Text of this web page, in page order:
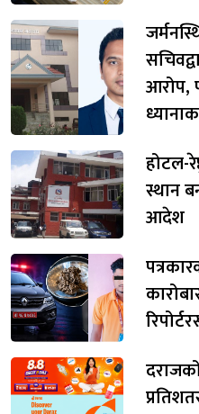
आरोप,
होटल-
स्थान
आदेश